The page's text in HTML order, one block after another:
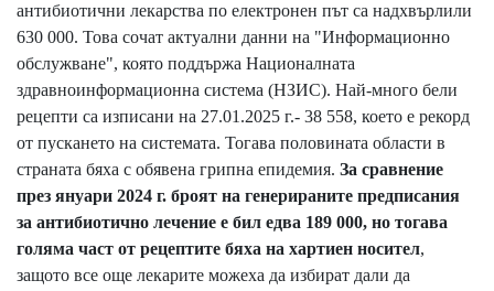
антибиотични лекарства по електронен път са надхвърлили
630 000. Това сочат актуални данни на "Информационно
обслужване", която поддържа Националната
здравноинформационна система (НЗИС). Най-много бели
рецепти са изписани на 27.01.2025 г.- 38 558, което е рекорд
от пускането на системата. Тогава половината области в
страната бяха с обявена грипна епидемия. За сравнение
през януари 2024 г. броят на генерираните предписания
за антибиотично лечение е бил едва 189 000, но тогава
голяма част от рецептите бяха на хартиен носител,
защото все още лекарите можеха да избират дали да